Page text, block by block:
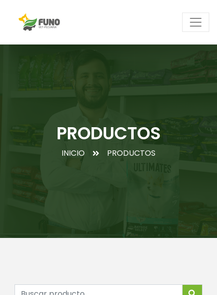
PRODUCTOS
INICIO PRODUCTOS